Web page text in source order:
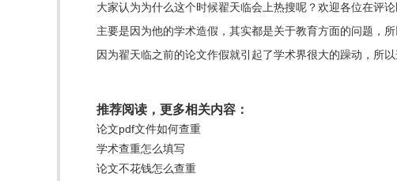
大家认为为什么这个时候翟天临会上热搜呢？欢迎各位在评论
主要是因为他的学术造假，其实都是关于教育方面的问题，所
因为翟天临之前的论文作假就引起了学术界很大的躁动，所以
推荐阅读，更多相关内容：
论文pdf文件如何查重
学术查重怎么填写
论文不花钱怎么查重